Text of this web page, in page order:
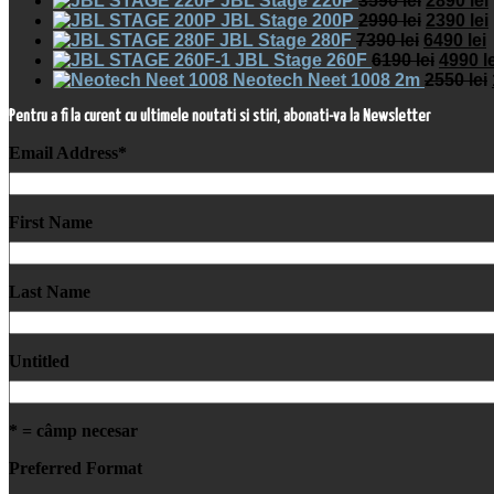
JBL Stage 200P 2990lei 2390 lei
JBL Stage 280F 7390lei 6490 lei
JBL Stage 260F 6190lei 4990
Neotech Neet 1008 2m 2550lei
Pentru a fi la curent cu ultimele noutati si stiri, abonati-va la Newsletter
Email Address*
First Name
Last Name
Untitled
* = câmp necesar
Preferred Format